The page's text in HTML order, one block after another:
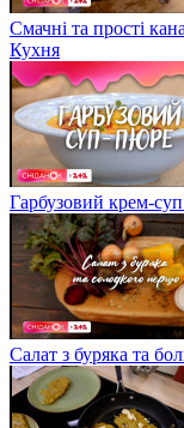
Смачні та прості
Кухня
Гарбузовий крем-
Салат з буряка та